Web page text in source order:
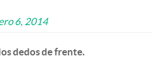
6, 2014
dedos de frente.